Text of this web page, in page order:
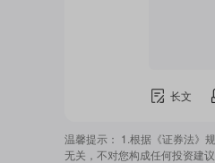
长文
温馨提示： 1.根据《证券法》
无关，不对您构成任何投资建